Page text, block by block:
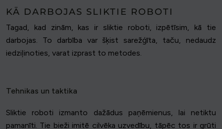
KĀ DARBOJAS SLIKTIE ROBOTI
Tagad, kad zinām, kas ir sliktie roboti, izpētīsim, kā tie
darbojas. To darbība var šķist sarežģīta, taču, nedaudz
iedziļinoties, varat izprast to metodes.
Tehnikas un taktika
Sliktie roboti izmanto dažādus paņēmienus, lai netiktu
pamanīti. Tie bieži imitē cilvēka uzvedību, tāpēc tos ir grūti